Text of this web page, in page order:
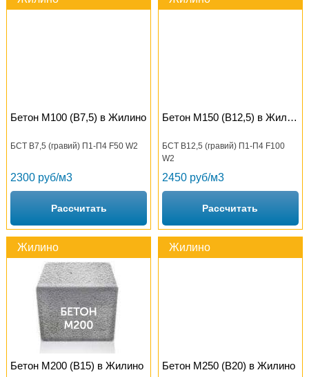
Бетон М100 (B7,5) в Жилино
БСТ В7,5 (гравий) П1-П4 F50 W2
2300 руб/м3
Рассчитать
Бетон М150 (B12,5) в Жилино
БСТ В12,5 (гравий) П1-П4 F100
W2
2450 руб/м3
Рассчитать
Жилино
Бетон М200 (B15) в Жилино
Жилино
Бетон М250 (B20) в Жилино